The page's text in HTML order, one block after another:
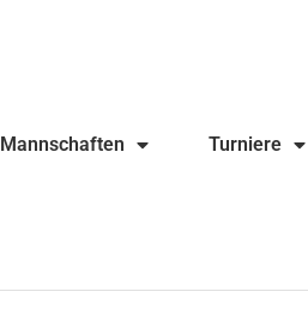
Mannschaften Turniere